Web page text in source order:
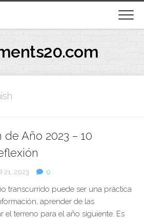
Año 2023 – 10
21, 2023 0
transcurrido puede ser una práctica
aprender de las
el terreno para el año siguiente. Es